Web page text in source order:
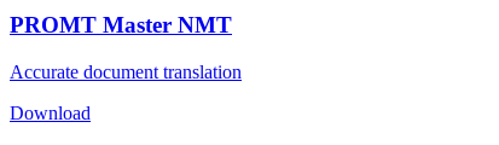
PROMT Master NMT
Accurate document translation
Download